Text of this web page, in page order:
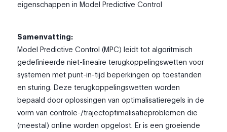
eigenschappen in Model Predictive Control
Samenvatting:
Model Predictive Control (MPC) leidt tot algoritmisch
gedefinieerde niet-lineaire terugkoppelingswetten voor
systemen met punt-in-tijd beperkingen op toestanden
en sturing. Deze terugkoppelingswetten worden
bepaald door oplossingen van optimalisatieregels in de
vorm van controle-/trajectoptimalisatieproblemen die
(meestal) online worden opgelost. Er is een groeiende